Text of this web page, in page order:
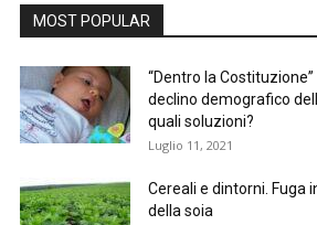
MOST POPULAR
“Dentro la Costituzione”
declino demografico
quali soluzioni?
Luglio 11, 2021
Cereali e dintorni. Fuga
della soia